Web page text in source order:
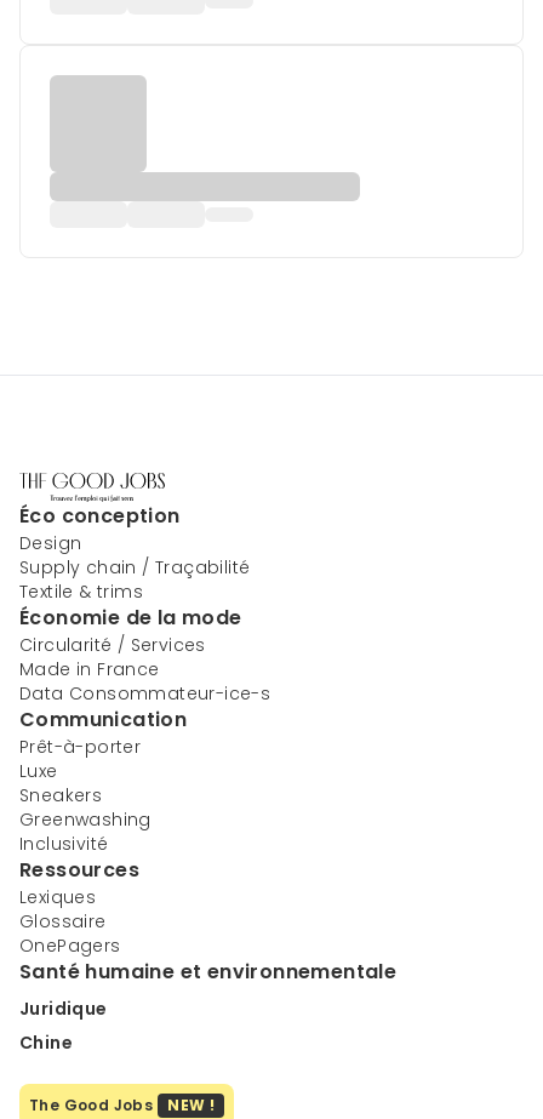
Éco conception
Design
Supply chain / Traçabilité
Textile & trims
Économie de la mode
Circularité / Services
Made in France
Data Consommateur-ice-s
Communication
Prêt-à-porter
Luxe
Sneakers
Greenwashing
Inclusivité
Ressources
Lexiques
Glossaire
OnePagers
Santé humaine et environnementale
Juridique
Chine
The Good Jobs NEW !